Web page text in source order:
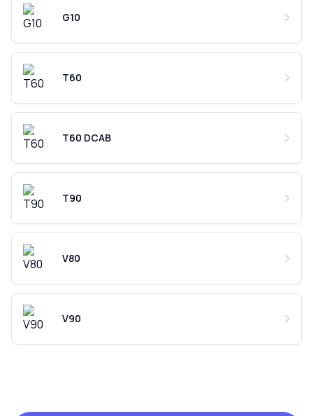
G10
T60
T60 DCAB
T90
V80
V90